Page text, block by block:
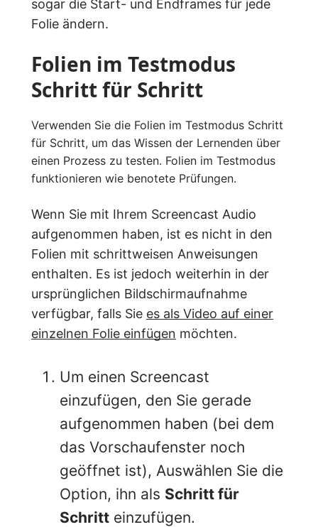
sogar die Start- und Endframes für jede
Folie ändern.
Folien im Testmodus
Schritt für Schritt
Verwenden Sie die Folien im Testmodus Schritt
für Schritt, um das Wissen der Lernenden über
einen Prozess zu testen. Folien im Testmodus
funktionieren wie benotete Prüfungen.
Wenn Sie mit Ihrem Screencast Audio
aufgenommen haben, ist es nicht in den
Folien mit schrittweisen Anweisungen
enthalten. Es ist jedoch weiterhin in der
ursprünglichen Bildschirmaufnahme
verfügbar, falls Sie es als Video auf einer
einzelnen Folie einfügen möchten.
Um einen Screencast
einzufügen, den Sie gerade
aufgenommen haben (bei dem
das Vorschaufenster noch
geöffnet ist), Auswählen Sie die
Option, ihn als Schritt für
Schritt einzufügen.